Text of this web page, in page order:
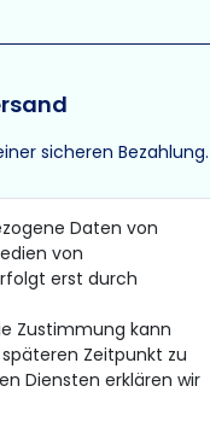
sicheren Bezahlung.
vorbehalten.
Daten von
von
erst durch
Zustimmung kann
Zeitpunkt zu
Diensten erklären wir